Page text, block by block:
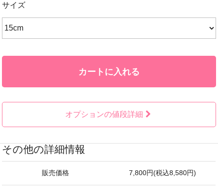
サイズ
カートに入れる
オプションの値段詳細
その他の詳細情報
販売価格 7,800円(税込8,580円)